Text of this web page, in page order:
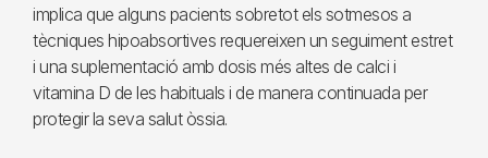
implica que alguns pacients sobretot els sotmesos a
tècniques hipoabsortives requereixen un seguiment estret
i una suplementació amb dosis més altes de calci i
vitamina D de les habituals i de manera continuada per
protegir la seva salut òssia.